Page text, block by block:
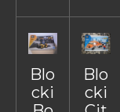
Blo
cki
Blo
cki